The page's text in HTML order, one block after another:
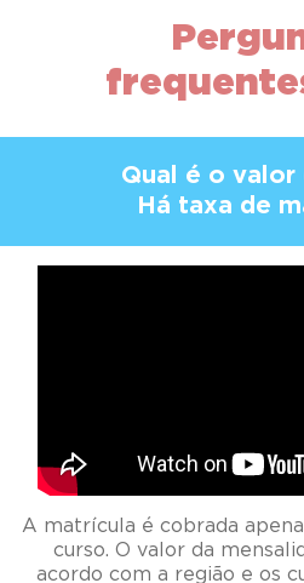
Qual é o valor
Há taxa de
cada unidade. Entre em
e saiba mais
Como fazer a